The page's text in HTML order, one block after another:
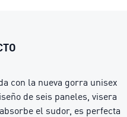
con la nueva gorra unisex
de seis paneles, visera
el sudor, es perfecta